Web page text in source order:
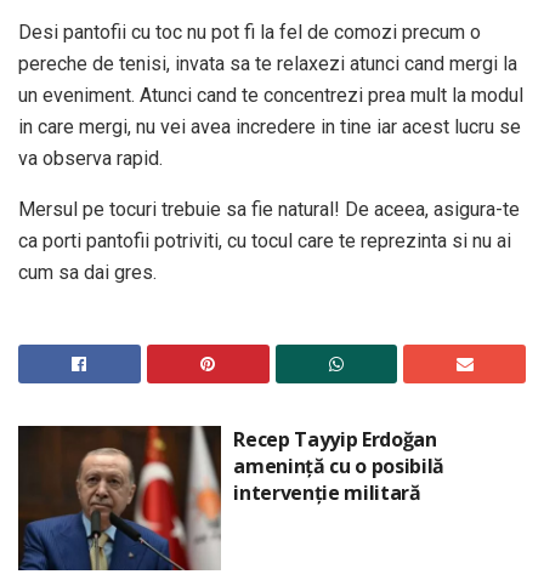
Desi pantofii cu toc nu pot fi la fel de comozi precum o
pereche de tenisi, invata sa te relaxezi atunci cand mergi la
un eveniment. Atunci cand te concentrezi prea mult la modul
in care mergi, nu vei avea incredere in tine iar acest lucru se
va observa rapid.
Mersul pe tocuri trebuie sa fie natural! De aceea, asigura-te
ca porti pantofii potriviti, cu tocul care te reprezinta si nu ai
cum sa dai gres.
Recep Tayyip Erdoğan
amenință cu o posibilă
intervenție militară